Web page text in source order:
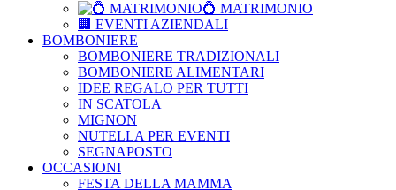
💍 MATRIMONIO
🏢 EVENTI AZIENDALI
BOMBONIERE
BOMBONIERE TRADIZIONALI
BOMBONIERE ALIMENTARI
IDEE REGALO PER TUTTI
IN SCATOLA
MIGNON
NUTELLA PER EVENTI
SEGNAPOSTO
OCCASIONI
FESTA DELLA MAMMA